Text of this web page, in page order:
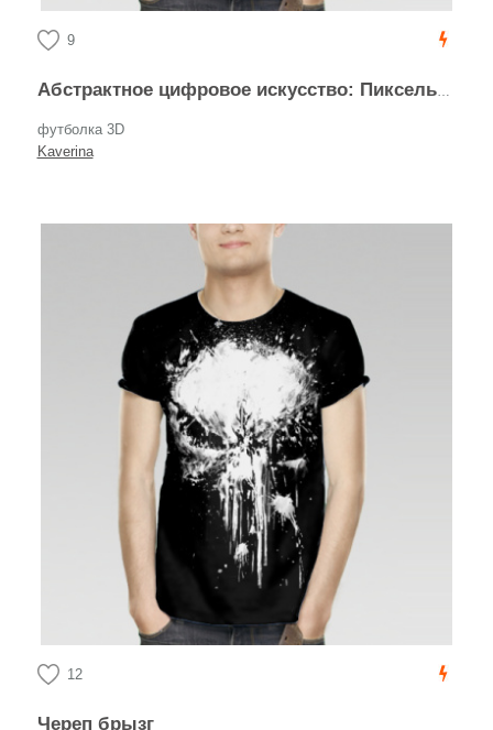
9
Абстрактное цифровое искусство: Пиксельный распад
футболка 3D
Kaverina
12
Череп брызг